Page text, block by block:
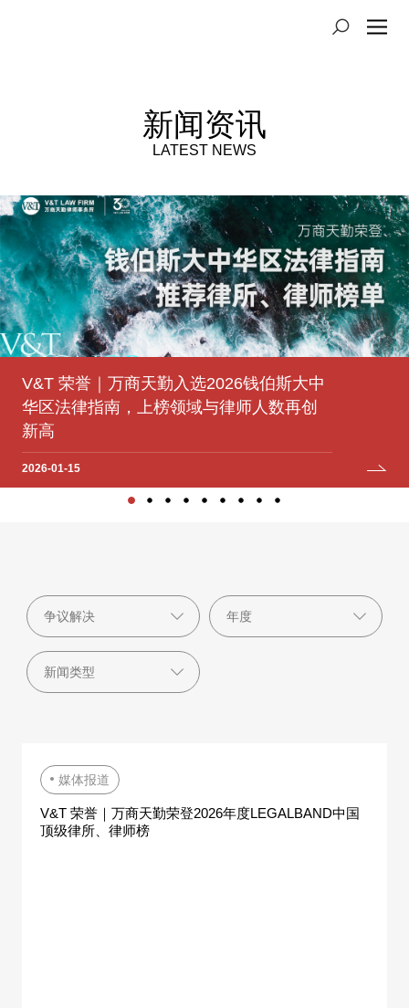
新闻资讯
LATEST NEWS
V&T 荣誉｜万商天勤入选2026钱伯斯大中
华区法律指南，上榜领域与律师人数再创
新高
2026-01-15
登高望原｜万商天勤太原办公室获批成立
2025-12-12
豫见未来｜万商天勤郑州办公室获批成立
2025-07-06
V&T 荣誉｜万商天勤荣登2025年度
Benchmark Litigation中国争议解决榜单
V&T 荣誉｜万商天勤荣登2025年度
LEGALBAND中国顶级律所、律师榜
熠熠生徽｜万商天勤合肥办公室获批成立
2024-12-05
津上添花｜万商天勤天津办公室获批成立
2024-09-11
有福之州｜万商天勤福州办公室获批成立
2023-10-09
V&T 荣誉｜万商天勤荣登2023年度
LEGALBAND中国顶级律所、律师排行榜
媒体报道
V&T 荣誉｜万商天勤荣登2026年度LEGALBAND中国
顶级律所、律师榜